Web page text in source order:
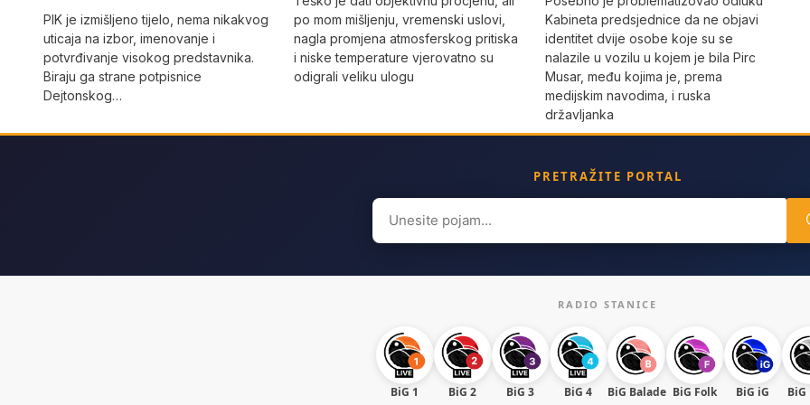
PIK je izmišljeno tijelo, nema nikakvog
uticaja na izbor, imenovanje i
potvrđivanje visokog predstavnika.
Biraju ga strane potpisnice
Dejtonskog…
po mom mišljenju, vremenski uslovi,
nagla promjena atmosferskog pritiska
i niske temperature vjerovatno su
odigrali veliku ulogu
Kabineta predsjednice da ne objavi
identitet dvije osobe koje su se
nalazile u vozilu u kojem je bila Pirc
Musar, među kojima je, prema
medijskim navodima, i ruska
državljanka
PRETRAŽITE PORTAL
Search
for:
RADIO STANICE
BiG 1 BiG 2 BiG 3 BiG 4 BiG Balade BiG Folk BiG iG BiG